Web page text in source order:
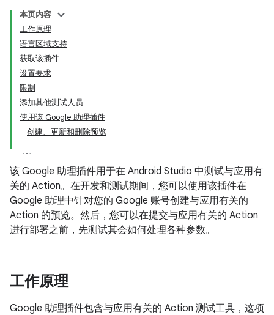
本页内容
工作原理
语言区域支持
获取该插件
设置要求
限制
添加其他测试人员
使用该 Google 助理插件
创建、更新和删除预览
该 Google 助理插件用于在 Android Studio 中测试与应用有
关的 Action。在开发和测试期间，您可以使用该插件在
Google 助理中针对您的 Google 账号创建与应用有关的
Action 的预览。然后，您可以在提交与应用有关的 Action
进行部署之前，先测试其会如何处理各种参数。
工作原理
Google 助理插件包含与应用有关的 Action 测试工具，这项